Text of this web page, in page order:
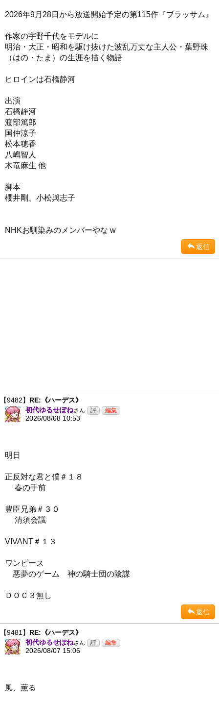
2026年9月28日から放送開始予定の第115作『ブラッサム』
作家の宇野千代をモデルに
明治・大正・昭和を駆け抜けた波乱万丈な主人公・葉野珠
（はの・たま）の生涯を描く物語
ヒロインは石橋静河
出演
石橋静河
渡部篤郎
国仲涼子
松本穂香
八嶋智人
木竜麻生 他
脚本
櫻井剛、小松與志子
NHKお馴染みのメンバーやな w
返信
【9482】 RE:《ハーデス》
初代ゆるせぽねさん
2026/08/08 10:53
明日
正反対な君と僕＃１８
春の手前
豊臣兄弟＃３０
清須会議
VIVANT＃１３
ワンピース
悪夢のゲーム 神の騎士団の陰謀
ＤＯＣ３無し
返信
【9481】 RE:《ハーデス》
初代ゆるせぽねさん
2026/08/07 15:06
風、薫る